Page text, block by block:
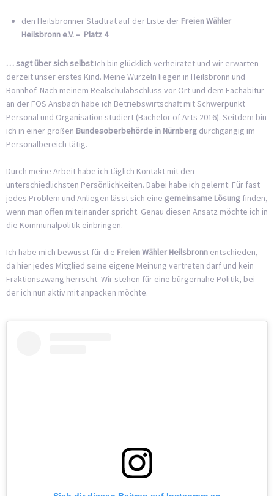
den Heilsbronner Stadtrat auf der Liste der Freien Wähler
Heilsbronn e.V. – Platz 4
… sagt über sich selbstIch bin glücklich verheiratet und wir erwarten
derzeit unser erstes Kind. Meine Wurzeln liegen in Heilsbronn und
Bonnhof. Nach meinem Realschulabschluss vor Ort und dem Fachabitur
an der FOS Ansbach habe ich Betriebswirtschaft mit Schwerpunkt
Personal und Organisation studiert (Bachelor of Arts 2016). Seitdem bin
ich in einer großen Bundesoberbehörde in Nürnberg durchgängig im
Personalbereich tätig.
Durch meine Arbeit habe ich täglich Kontakt mit den
unterschiedlichsten Persönlichkeiten. Dabei habe ich gelernt: Für fast
jedes Problem und Anliegen lässt sich eine gemeinsame Lösung finden,
wenn man offen miteinander spricht. Genau diesen Ansatz möchte ich in
die Kommunalpolitik einbringen.
Ich habe mich bewusst für die Freien Wähler Heilsbronn entschieden,
da hier jedes Mitglied seine eigene Meinung vertreten darf und kein
Fraktionszwang herrscht. Wir stehen für eine bürgernahe Politik, bei
der ich nun aktiv mit anpacken möchte.